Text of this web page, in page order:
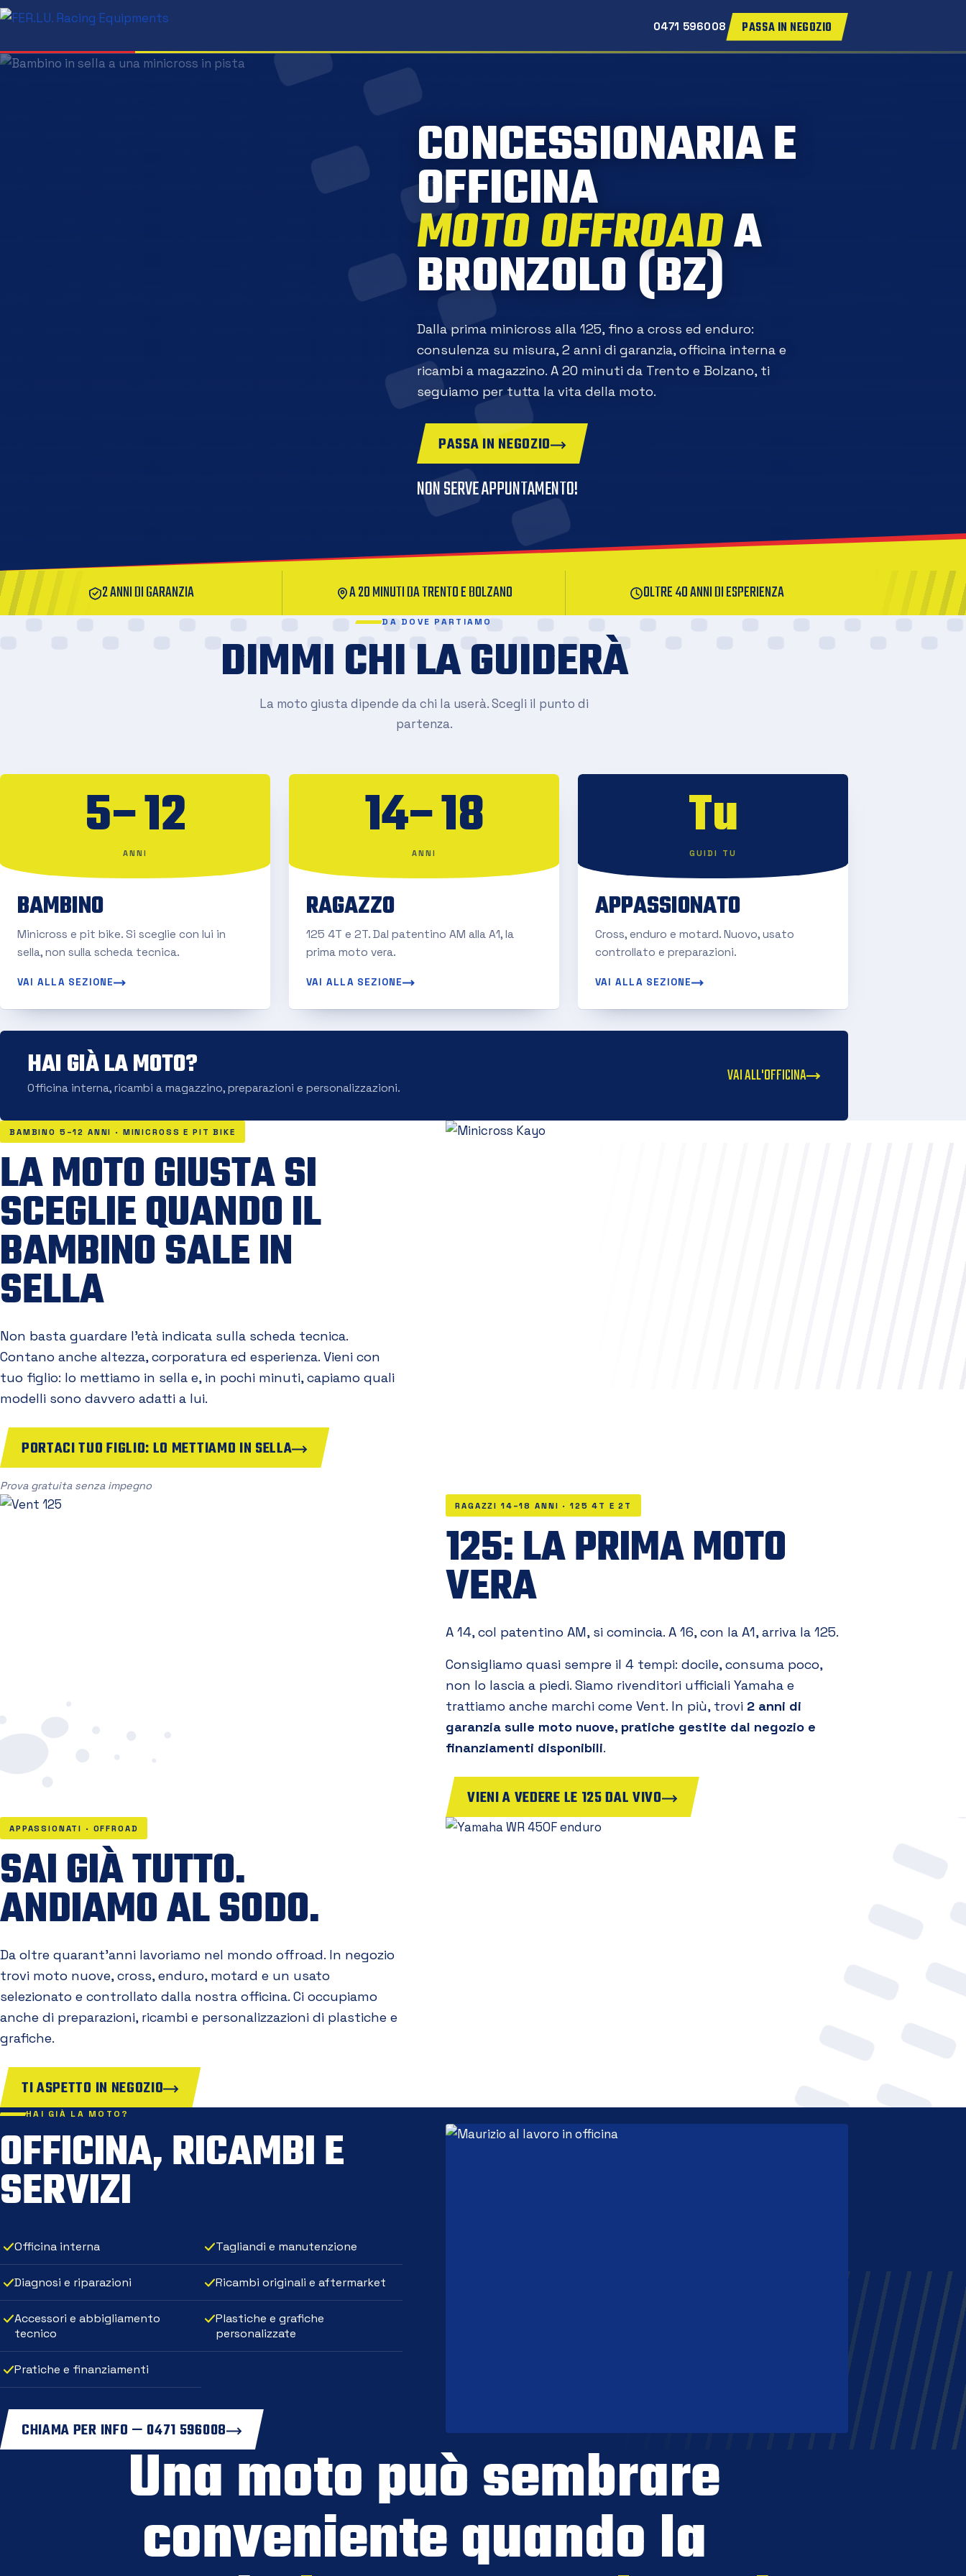
0471 596008 PASSA IN NEGOZIO
CONCESSIONARIA E
OFFICINA
MOTO OFFROADA
BRONZOLO (BZ)
Dalla prima minicross alla 125, fino a cross ed enduro:
consulenza su misura, 2 anni di garanzia, officina interna e
ricambi a magazzino. A 20 minuti da Trento e Bolzano, ti
seguiamo per tutta la vita della moto.
PASSA IN NEGOZIO
NON SERVE APPUNTAMENTO!
2 ANNI DI GARANZIA A 20 MINUTI DA TRENTO E BOLZANO OLTRE 40 ANNI DI ESPERIENZA
DA DOVE PARTIAMO
DIMMI CHI LA GUIDERÀ
La moto giusta dipende da chi la userà. Scegli il punto di
partenza.
5–12
ANNI
BAMBINO
Minicross e pit bike. Si sceglie con lui in
sella, non sulla scheda tecnica.
VAI ALLA SEZIONE
14–18
ANNI
RAGAZZO
125 4T e 2T. Dal patentino AM alla A1, la
prima moto vera.
VAI ALLA SEZIONE
Tu
GUIDI TU
APPASSIONATO
Cross, enduro e motard. Nuovo, usato
controllato e preparazioni.
VAI ALLA SEZIONE
HAI GIÀ LA MOTO?
Officina interna, ricambi a magazzino, preparazioni e personalizzazioni.
VAI ALL'OFFICINA
BAMBINO 5–12 ANNI · MINICROSS E PIT BIKE
LA MOTO GIUSTA SI
SCEGLIE QUANDO IL
BAMBINO SALE IN
SELLA
Non basta guardare l'età indicata sulla scheda tecnica.
Contano anche altezza, corporatura ed esperienza. Vieni con
tuo figlio: lo mettiamo in sella e, in pochi minuti, capiamo quali
modelli sono davvero adatti a lui.
PORTACI TUO FIGLIO: LO METTIAMO IN SELLA
Prova gratuita senza impegno
RAGAZZI 14–18 ANNI · 125 4T E 2T
125: LA PRIMA MOTO
VERA
A 14, col patentino AM, si comincia. A 16, con la A1, arriva la 125.
Consigliamo quasi sempre il 4 tempi: docile, consuma poco,
non lo lascia a piedi. Siamo rivenditori ufficiali Yamaha e
trattiamo anche marchi come Vent. In più, trovi 2 anni di
garanzia sulle moto nuove, pratiche gestite dal negozio e
finanziamenti disponibili.
VIENI A VEDERE LE 125 DAL VIVO
APPASSIONATI · OFFROAD
SAI GIÀ TUTTO.
ANDIAMO AL SODO.
Da oltre quarant'anni lavoriamo nel mondo offroad. In negozio
trovi moto nuove, cross, enduro, motard e un usato
selezionato e controllato dalla nostra officina. Ci occupiamo
anche di preparazioni, ricambi e personalizzazioni di plastiche e
grafiche.
TI ASPETTO IN NEGOZIO
HAI GIÀ LA MOTO?
OFFICINA, RICAMBI E
SERVIZI
Officina interna Tagliandi e manutenzione
Diagnosi e riparazioni Ricambi originali e aftermarket
Accessori e abbigliamento
tecnico
Plastiche e grafiche
personalizzate
Pratiche e finanziamenti
CHIAMA PER INFO — 0471 596008
Una moto può sembrare
conveniente quando la